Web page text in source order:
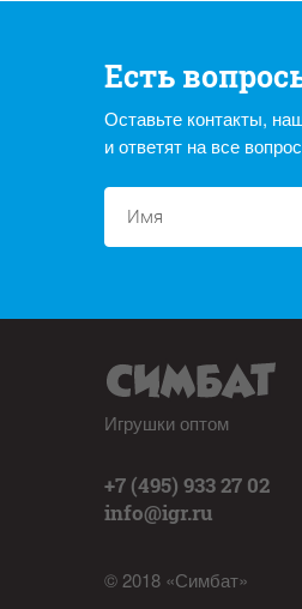
Есть
Оставьте контакты,
и ответят на все
Игрушки оптом
+7 (495) 933 27 02
info@igr.ru
© 2018 «Симбат»